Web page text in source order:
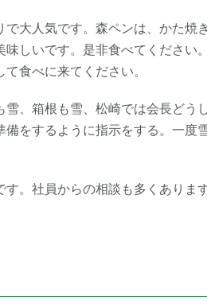
大人気です。森ペンは、かた焼
しいです。是非食べてください。
食べに来てください。
、箱根も雪、松崎では会長どう
備をするように指示をする。一度
。社員からの相談も多くありま